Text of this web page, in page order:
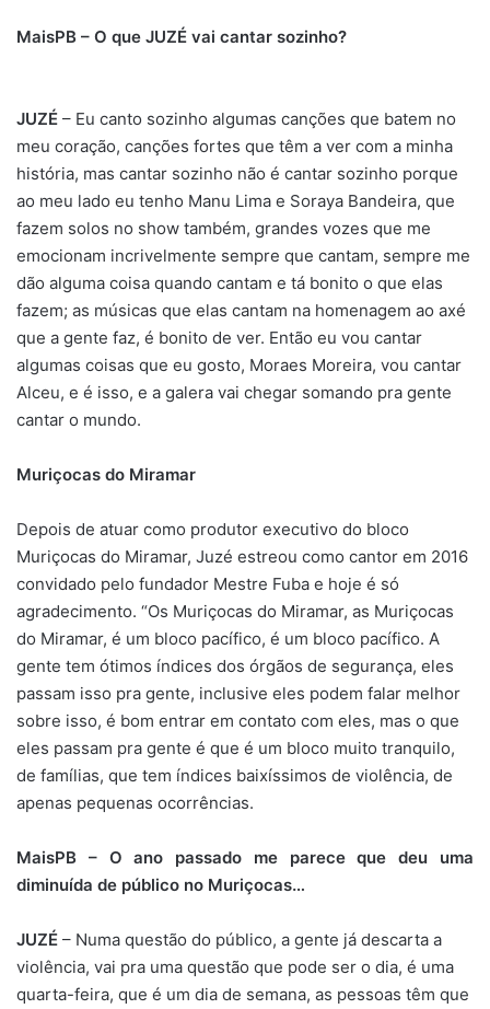
MaisPB – O que JUZÉ vai cantar sozinho?
JUZÉ – Eu canto sozinho algumas canções que batem no
meu coração, canções fortes que têm a ver com a minha
história, mas cantar sozinho não é cantar sozinho porque
ao meu lado eu tenho Manu Lima e Soraya Bandeira, que
fazem solos no show também, grandes vozes que me
emocionam incrivelmente sempre que cantam, sempre me
dão alguma coisa quando cantam e tá bonito o que elas
fazem; as músicas que elas cantam na homenagem ao axé
que a gente faz, é bonito de ver. Então eu vou cantar
algumas coisas que eu gosto, Moraes Moreira, vou cantar
Alceu, e é isso, e a galera vai chegar somando pra gente
cantar o mundo.
Muriçocas do Miramar
Depois de atuar como produtor executivo do bloco
Muriçocas do Miramar, Juzé estreou como cantor em 2016
convidado pelo fundador Mestre Fuba e hoje é só
agradecimento. “Os Muriçocas do Miramar, as Muriçocas
do Miramar, é um bloco pacífico, é um bloco pacífico. A
gente tem ótimos índices dos órgãos de segurança, eles
passam isso pra gente, inclusive eles podem falar melhor
sobre isso, é bom entrar em contato com eles, mas o que
eles passam pra gente é que é um bloco muito tranquilo,
de famílias, que tem índices baixíssimos de violência, de
apenas pequenas ocorrências.
MaisPB – O ano passado me parece que deu uma
diminuída de público no Muriçocas…
JUZÉ – Numa questão do público, a gente já descarta a
violência, vai pra uma questão que pode ser o dia, é uma
quarta-feira, que é um dia de semana, as pessoas têm que